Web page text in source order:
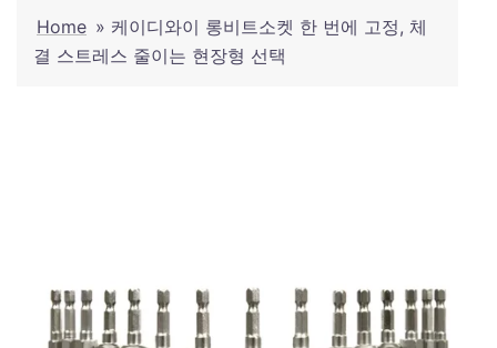
Home » 케이디와이 롱비트소켓 한 번에 고정, 체
결 스트레스 줄이는 현장형 선택